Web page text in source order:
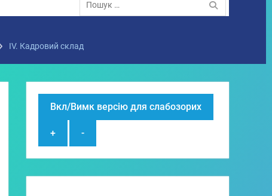
IV. Кадровий склад
Вкл/Вимк версію для слабозорих
+ -